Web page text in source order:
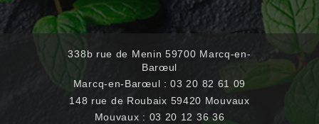
338b rue de Menin 59700 Marcq-en-
Barœul
Marcq-en-Barœul :03 20 82 61 09
148 rue de Roubaix 59420 Mouvaux
Mouvaux : 03 20 12 36 36